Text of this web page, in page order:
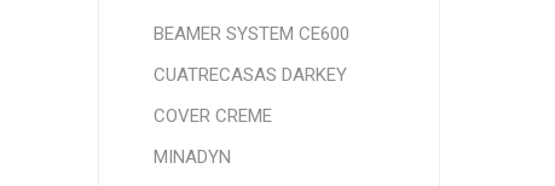
BEAMER SYSTEM CE600
CUATRECASAS DARKEY
COVER CREME
MINADYN